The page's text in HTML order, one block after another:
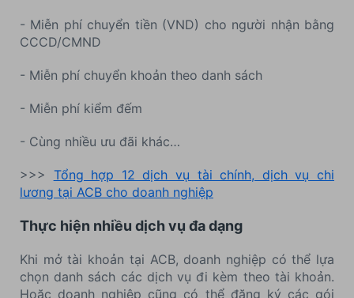
- Miễn phí chuyển tiền (VND) cho người nhận bằng
CCCD/CMND
- Miễn phí chuyển khoản theo danh sách
- Miễn phí kiểm đếm
- Cùng nhiều ưu đãi khác…
>>> Tổng hợp 12 dịch vụ tài chính, dịch vụ chi
lương tại ACB cho doanh nghiệp
Thực hiện nhiều dịch vụ đa dạng
Khi mở tài khoản tại ACB, doanh nghiệp có thể lựa
chọn danh sách các dịch vụ đi kèm theo tài khoản.
Hoặc doanh nghiệp cũng có thể đăng ký các gói